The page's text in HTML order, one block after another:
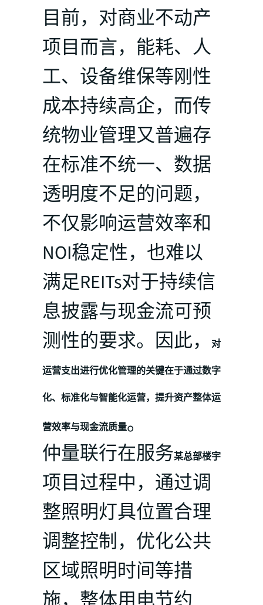
目前，对商业不动产
项目而言，能耗、人
工、设备维保等刚性
成本持续高企，而传
统物业管理又普遍存
在标准不统一、数据
透明度不足的问题，
不仅影响运营效率和
NOI稳定性，也难以
满足REITs对于持续信
息披露与现金流可预
测性的要求。因此，
对
运营支出进行优化管理的关键在于通过数字
化、标准化与智能化运营，提升资产整体运
营效率与现金流质量。
仲量联行在服务某总部楼宇
项目过程中，通过调
整照明灯具位置合理
调整控制，优化公共
区域照明时间等措